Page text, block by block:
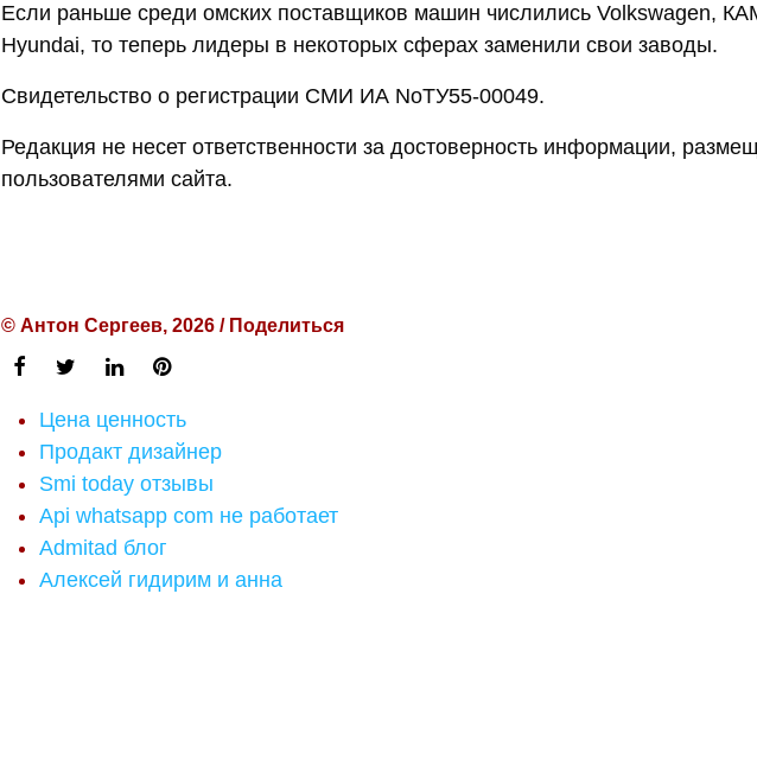
Если раньше среди омских поставщиков машин числились Volkswagen,
Hyundai, то теперь лидеры в некоторых сферах заменили свои заводы.
Свидетельство о регистрации СМИ ИА NoТУ55-00049.
Редакция не несет ответственности за достоверность информации,
пользователями сайта.
© Антон Сергеев, 2026 / Поделиться
Цена ценность
Продакт дизайнер
Smi today отзывы
Api whatsapp com не работает
Admitad блог
Алексей гидирим и анна